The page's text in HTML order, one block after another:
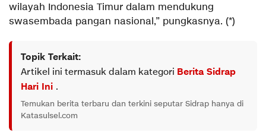
wilayah Indonesia Timur dalam mendukung
swasembada pangan nasional,” pungkasnya. (*)
Topik Terkait:
Artikel ini termasuk dalam kategori Berita Sidrap
Hari Ini .
Temukan berita terbaru dan terkini seputar Sidrap hanya di
Katasulsel.com